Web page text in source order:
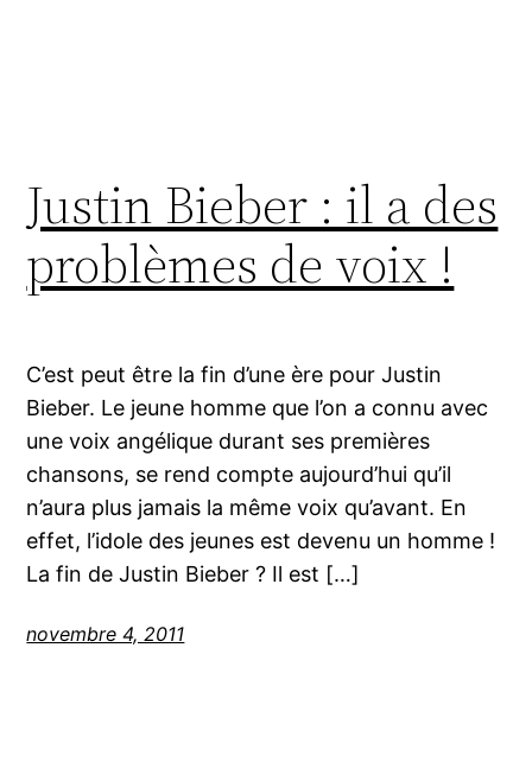
Justin Bieber : il a des
problèmes de voix !
C’est peut être la fin d’une ère pour Justin
Bieber. Le jeune homme que l’on a connu avec
une voix angélique durant ses premières
chansons, se rend compte aujourd’hui qu’il
n’aura plus jamais la même voix qu’avant. En
effet, l’idole des jeunes est devenu un homme !
La fin de Justin Bieber ? Il est […]
novembre 4, 2011